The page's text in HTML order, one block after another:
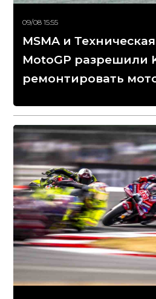
09/08 15:55
MSMA и
MotoGP разрешили
ремонтировать